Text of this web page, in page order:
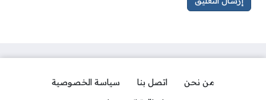
من نحن اتصل بنا
سياسة الخصوصية